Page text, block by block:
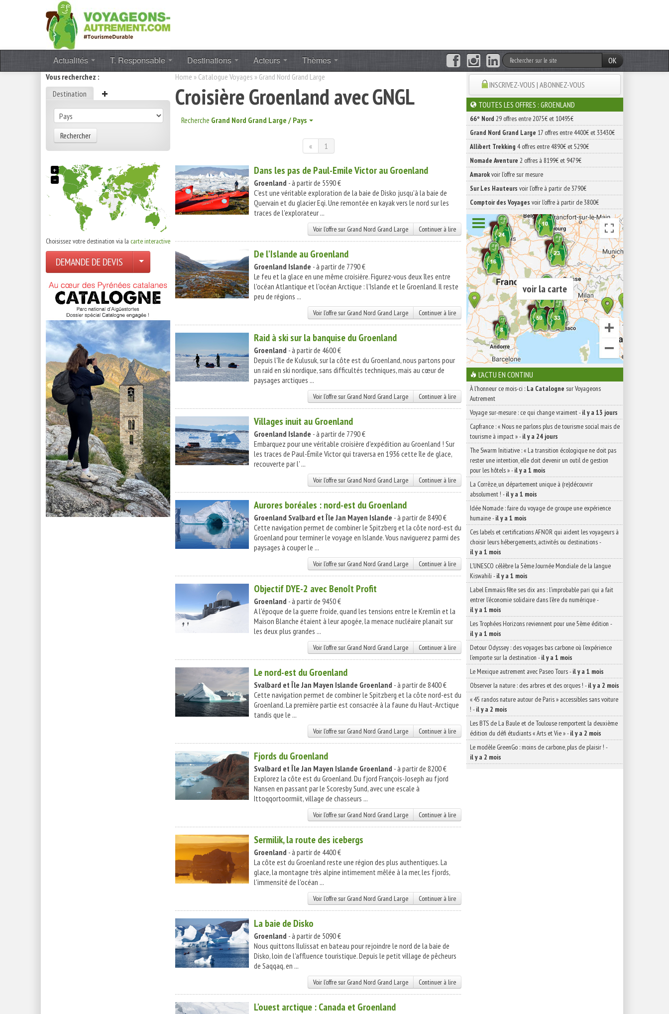
Actualités T. Responsable Destinations Acteurs Thèmes
OK
Vous recherchez :
Destination
Rechercher
+
−
Choisissez votre destination via la carte interactive
DEMANDE DE DEVIS
Home » Catalogue Voyages » Grand Nord Grand Large
Croisière Groenland avec GNGL
Recherche Grand Nord Grand Large / Pays
« 1
Dans les pas de Paul-Emile Victor au Groenland
Groenland - à partir de 5590 €
C'est une véritable exploration de la baie de Disko jusqu'à la baie de
Quervain et du glacier Eqi. Une remontée en kayak vers le nord sur les
traces de l'explorateur ...
Voir l'offre sur Grand Nord Grand Large Continuer à lire
De l'Islande au Groenland
Groenland Islande - à partir de 7790 €
Le feu et la glace en une même croisière. Figurez-vous deux îles entre
l'océan Atlantique et l'océan Arctique : l'Islande et le Groenland. Il reste
peu de régions ...
Voir l'offre sur Grand Nord Grand Large Continuer à lire
Raid à ski sur la banquise du Groenland
Groenland - à partir de 4600 €
Depuis l'île de Kulusuk, sur la côte est du Groenland, nous partons pour
un raid en ski nordique, sans difficultés techniques, mais au cœur de
paysages arctiques ...
Voir l'offre sur Grand Nord Grand Large Continuer à lire
Villages inuit au Groenland
Groenland Islande - à partir de 7790 €
Embarquez pour une véritable croisière d'expédition au Groenland ! Sur
les traces de Paul-Émile Victor qui traversa en 1936 cette île de glace,
recouverte par l' ...
Voir l'offre sur Grand Nord Grand Large Continuer à lire
Aurores boréales : nord-est du Groenland
Groenland Svalbard et Île Jan Mayen Islande - à partir de 8490 €
Cette navigation permet de combiner le Spitzberg et la côte nord-est du
Groenland pour terminer le voyage en Islande. Vous naviguerez parmi des
paysages à couper le ...
Voir l'offre sur Grand Nord Grand Large Continuer à lire
Objectif DYE-2 avec Benoît Profit
Groenland - à partir de 9450 €
A l'époque de la guerre froide, quand les tensions entre le Kremlin et la
Maison Blanche étaient à leur apogée, la menace nucléaire planait sur
les deux plus grandes ...
Voir l'offre sur Grand Nord Grand Large Continuer à lire
Le nord-est du Groenland
Svalbard et Île Jan Mayen Islande Groenland - à partir de 8400 €
Cette navigation permet de combiner le Spitzberg et la côte nord-est du
Groenland. La première partie est consacrée à la faune du Haut-Arctique
tandis que le ...
Voir l'offre sur Grand Nord Grand Large Continuer à lire
Fjords du Groenland
Svalbard et Île Jan Mayen Islande Groenland - à partir de 8200 €
Explorez la côte est du Groenland. Du fjord François-Joseph au fjord
Nansen en passant par le Scoresby Sund, avec une escale à
Ittoqqortoormiit, village de chasseurs ...
Voir l'offre sur Grand Nord Grand Large Continuer à lire
Sermilik, la route des icebergs
Groenland - à partir de 4400 €
La côte est du Groenland reste une région des plus authentiques. La
glace, la montagne très alpine intimement mêlée à la mer, les fjords,
l'immensité de l'océan ...
Voir l'offre sur Grand Nord Grand Large Continuer à lire
La baie de Disko
Groenland - à partir de 5090 €
Nous quittons Ilulissat en bateau pour rejoindre le nord de la baie de
Disko, loin de l'affluence touristique. Depuis le petit village de pêcheurs
de Saqqaq, en ...
Voir l'offre sur Grand Nord Grand Large Continuer à lire
L'ouest arctique : Canada et Groenland
INSCRIVEZ-VOUS | ABONNEZ-VOUS
TOUTES LES OFFRES : GROENLAND
66° Nord 29 offres entre 2075€ et 10495€
Grand Nord Grand Large 17 offres entre 4400€ et 33430€
Allibert Trekking 4 offres entre 4890€ et 5290€
Nomade Aventure 2 offres à 8199€ et 9479€
Amarokvoir l'offre sur mesure
Sur Les Hauteurs voir l'offre à partir de 3790€
Comptoir des Voyages voir l'offre à partir de 3800€
voir la carte
L'ACTU EN CONTINU
À l'honneur ce mois-ci : La Catalogne sur Voyageons
Autrement
Voyage sur-mesure : ce qui change vraiment-il y a 13 jours
Capfrance : « Nous ne parlons plus de tourisme social mais de
tourisme à impact »-il y a 24 jours
The Swarm Initiative : « La transition écologique ne doit pas
rester une intention, elle doit devenir un outil de gestion
pour les hôtels »-il y a 1 mois
La Corrèze, un département unique à (re)découvrir
absolument ! -il y a 1 mois
Idée Nomade : faire du voyage de groupe une expérience
humaine-il y a 1 mois
Ces labels et certifications AFNOR qui aident les voyageurs à
choisir leurs hébergements, activités ou destinations-
il y a 1 mois
L’UNESCO célèbre la 5ème Journée Mondiale de la langue
Kiswahili -il y a 1 mois
Label Emmaüs fête ses dix ans : l’improbable pari qui a fait
entrer l’économie solidaire dans l’ère du numérique-
il y a 1 mois
Les Trophées Horizons reviennent pour une 5ème édition -
il y a 1 mois
Detour Odyssey : des voyages bas carbone où l’expérience
l’emporte sur la destination -il y a 1 mois
Le Mexique autrement avec Paseo Tours-il y a 1 mois
Observer la nature : des arbres et des orques ! -il y a 2 mois
« 45 randos nature autour de Paris » accessibles sans voiture
! -il y a 2 mois
Les BTS de La Baule et de Toulouse remportent la deuxième
édition du défi étudiants « Arts et Vie »-il y a 2 mois
Le modèle GreenGo : moins de carbone, plus de plaisir ! -
il y a 2 mois